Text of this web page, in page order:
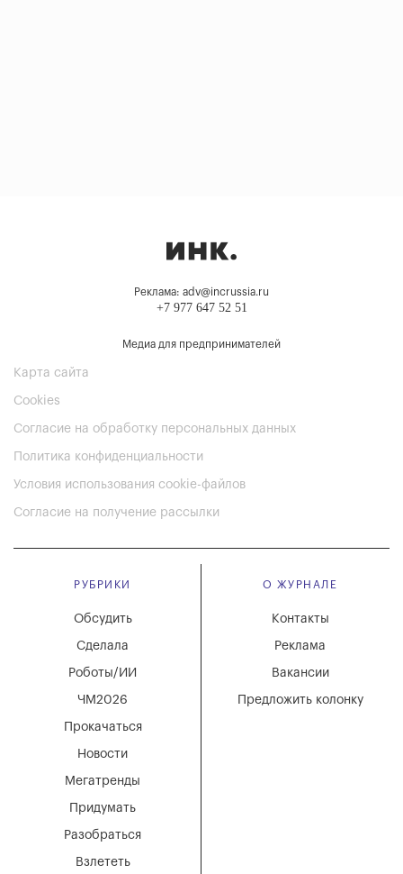
Реклама: adv@incrussia.ru
+7 977 647 52 51
Медиа для предпринимателей
Карта сайта
Cookies
Согласие на обработку персональных данных
Политика конфиденциальности
Условия использования cookie-файлов
Согласие на получение рассылки
РУБРИКИ
Мегатренды
Придумать
Разобраться
Взлететь
Новости
Обсудить
Сделала
Роботы/ИИ
ЧМ2026
Прокачаться
О ЖУРНАЛЕ
Вакансии
Реклама
Контакты
Предложить колонку